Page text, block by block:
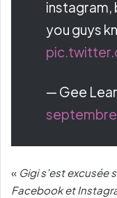
instagram,
you guys
— Gee
septembre
« Gigi s’est excusée
Facebook et